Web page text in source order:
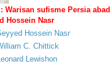
Warisan sufisme Persia abad
Hossein Nasr
Hossein Nasr
C. Chittick
Lewishon